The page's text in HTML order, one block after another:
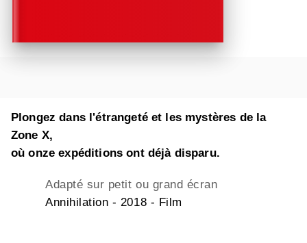
Plongez dans l'étrangeté et les mystères de la
Zone X,
où onze expéditions ont déjà disparu.
Adapté sur petit ou grand écran
Annihilation - 2018 - Film